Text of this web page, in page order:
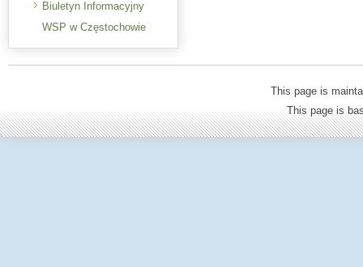
Biuletyn Informacyjny
WSP w Częstochowie
This page is
This page is